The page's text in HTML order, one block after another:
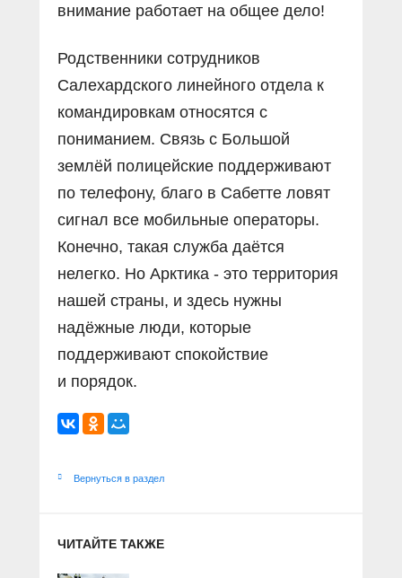
внимание работает на общее дело!
Родственники сотрудников
Салехардского линейного отдела к
командировкам относятся с
пониманием. Связь с Большой
землёй полицейские поддерживают
по телефону, благо в Сабетте ловят
сигнал все мобильные операторы.
Конечно, такая служба даётся
нелегко. Но Арктика - это территория
нашей страны, и здесь нужны
надёжные люди, которые
поддерживают спокойствие
и порядок.
Вернуться в раздел
ЧИТАЙТЕ ТАКЖЕ